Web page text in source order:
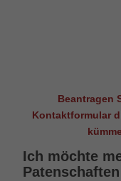
Beantragen
Kontaktformular
Ich möchte